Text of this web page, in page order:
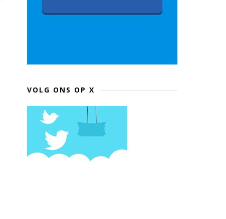
VOLG ONS OP X